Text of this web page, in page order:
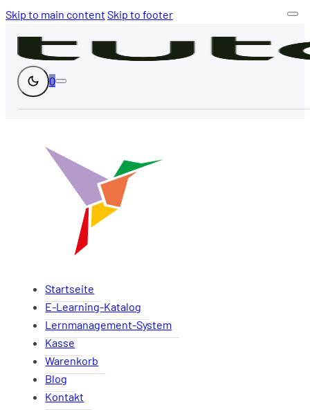
Skip to main content Skip to footer
0
Startseite
E-Learning-Katalog
Lernmanagement-System
Kasse
Warenkorb
Blog
Kontakt